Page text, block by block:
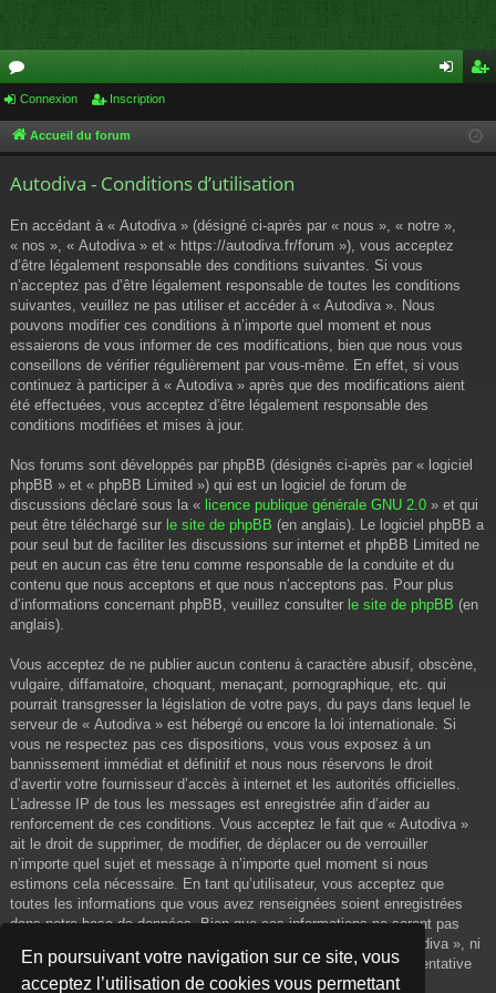
En poursuivant votre navigation sur ce site, vous
acceptez l’utilisation de cookies vous permettant
or
u cri
Connexion Inscription
Accueil du forum
Autodiva - Conditions d’utilisation
En accédant à « Autodiva » (désigné ci-après par « nous », « notre »,
« nos », « Autodiva » et « https://autodiva.fr/forum »), vous acceptez
d’être légalement responsable des conditions suivantes. Si vous
n’acceptez pas d’être légalement responsable de toutes les conditions
suivantes, veuillez ne pas utiliser et accéder à « Autodiva ». Nous
pouvons modifier ces conditions à n’importe quel moment et nous
essaierons de vous informer de ces modifications, bien que nous vous
conseillons de vérifier régulièrement par vous-même. En effet, si vous
continuez à participer à « Autodiva » après que des modifications aient
été effectuées, vous acceptez d’être légalement responsable des
conditions modifiées et mises à jour.
Nos forums sont développés par phpBB (désignés ci-après par « logiciel
phpBB » et « phpBB Limited ») qui est un logiciel de forum de
discussions déclaré sous la « licence publique générale GNU 2.0 » et qui
peut être téléchargé sur le site de phpBB (en anglais). Le logiciel phpBB a
pour seul but de faciliter les discussions sur internet et phpBB Limited ne
peut en aucun cas être tenu comme responsable de la conduite et du
contenu que nous acceptons et que nous n’acceptons pas. Pour plus
d’informations concernant phpBB, veuillez consulter le site de phpBB (en
anglais).
Vous acceptez de ne publier aucun contenu à caractère abusif, obscène,
vulgaire, diffamatoire, choquant, menaçant, pornographique, etc. qui
pourrait transgresser la législation de votre pays, du pays dans lequel le
serveur de « Autodiva » est hébergé ou encore la loi internationale. Si
vous ne respectez pas ces dispositions, vous vous exposez à un
bannissement immédiat et définitif et nous nous réservons le droit
d’avertir votre fournisseur d’accès à internet et les autorités officielles.
L’adresse IP de tous les messages est enregistrée afin d’aider au
renforcement de ces conditions. Vous acceptez le fait que « Autodiva »
ait le droit de supprimer, de modifier, de déplacer ou de verrouiller
n’importe quel sujet et message à n’importe quel moment si nous
estimons cela nécessaire. En tant qu’utilisateur, vous acceptez que
toutes les informations que vous avez renseignées soient enregistrées
dans notre base de données. Bien que ces informations ne seront pas
diffusées à une tierce partie sans votre consentement, ni « Autodiva », ni
phpBB, ne pourront être tenus comme responsables en cas de tentative
de piratage informatique visant à compromettre vos données.